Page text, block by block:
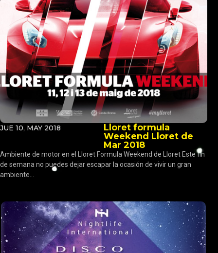
JUE 10, MAY 2018
Lloret formula
Weekend Lloret de
Mar 2018
Ambiente de motor en el Lloret Formula Weekend de Lloret Este fin
de semana no puedes dejar escapar la ocasión de vivir un gran
ambiente...